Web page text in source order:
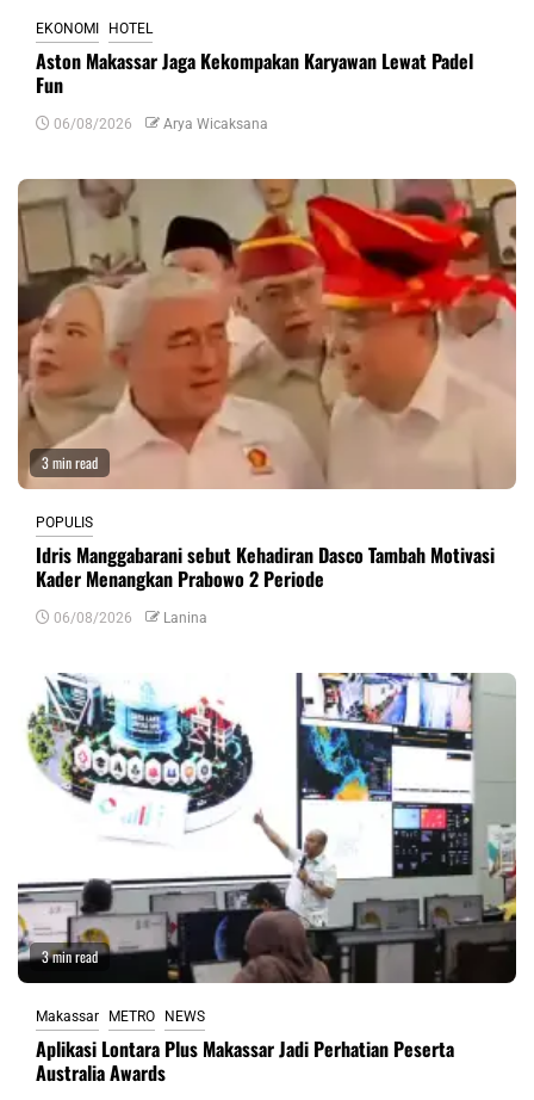
EKONOMI HOTEL
Aston Makassar Jaga Kekompakan Karyawan Lewat Padel
Fun
06/08/2026 Arya Wicaksana
3 min read
POPULIS
Idris Manggabarani sebut Kehadiran Dasco Tambah Motivasi
Kader Menangkan Prabowo 2 Periode
06/08/2026 Lanina
3 min read
Makassar METRO NEWS
Aplikasi Lontara Plus Makassar Jadi Perhatian Peserta
Australia Awards